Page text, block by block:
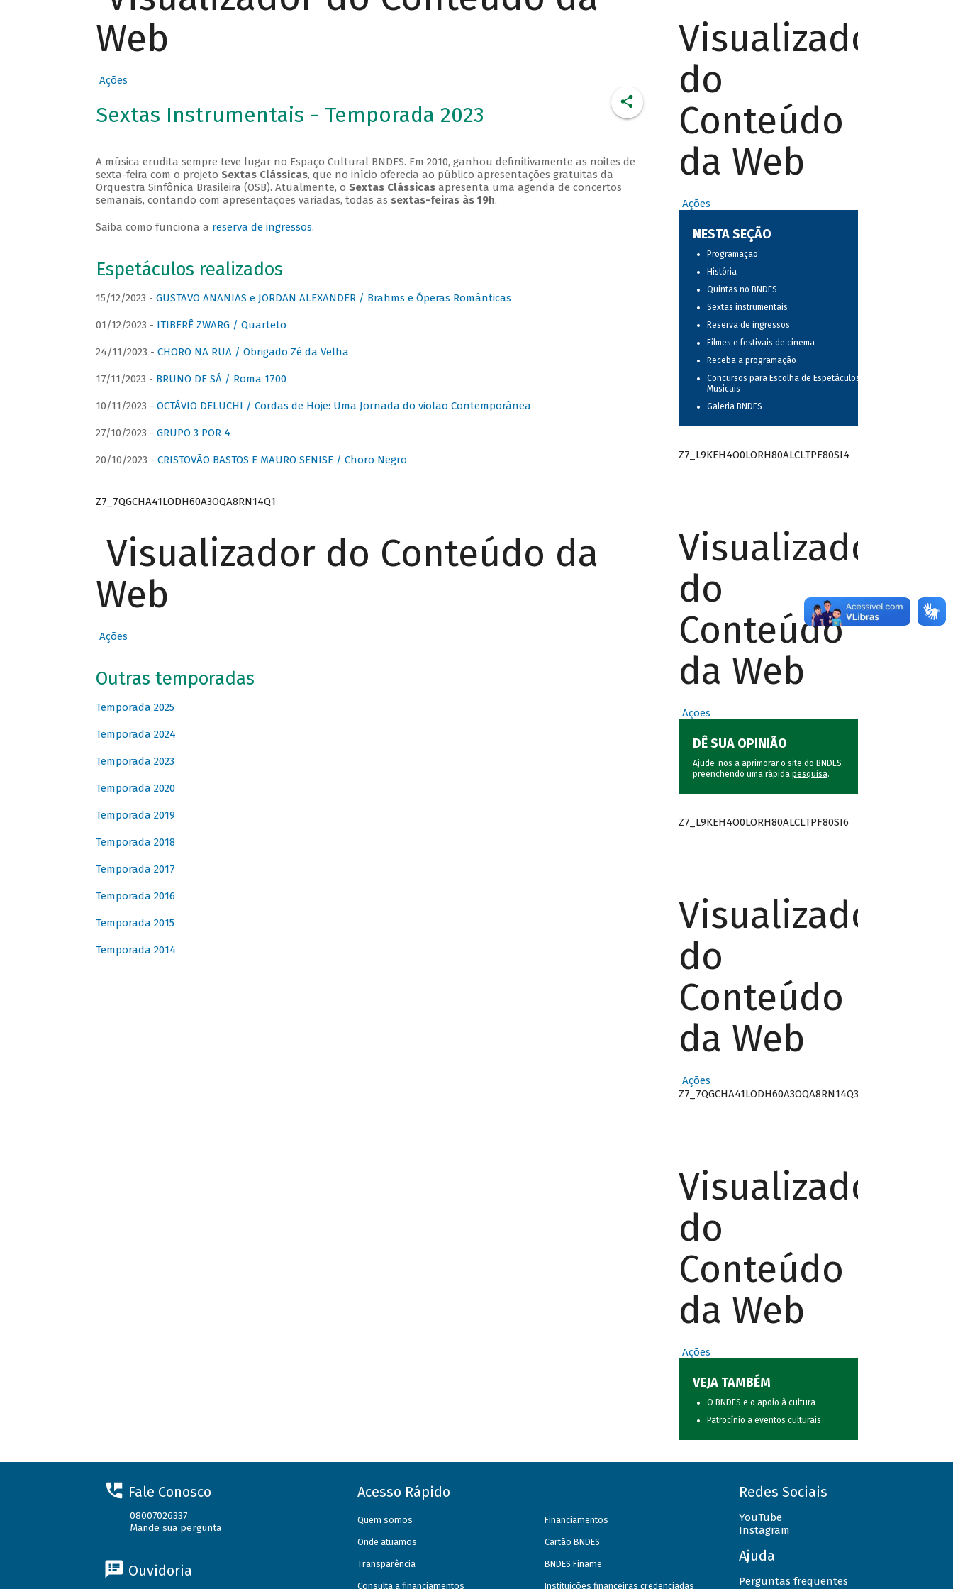
Web
Ações
Sextas Instrumentais - Temporada 2023
A música erudita sempre teve lugar no Espaço Cultural BNDES. Em 2010, ganhou definitivamente as noites de
sexta-feira com o projeto Sextas Clássicas, que no início oferecia ao público apresentações gratuitas da
Orquestra Sinfônica Brasileira (OSB). Atualmente, o Sextas Clássicasapresenta uma agenda de concertos
semanais, contando com apresentações variadas, todas as sextas-feiras às 19h.
Saiba como funciona a reserva de ingressos.
Espetáculos realizados
15/12/2023 - GUSTAVO ANANIAS e JORDAN ALEXANDER / Brahms e Óperas Românticas
01/12/2023 - ITIBERÊ ZWARG / Quarteto
24/11/2023 - CHORO NA RUA / Obrigado Zé da Velha
17/11/2023 - BRUNO DE SÁ / Roma 1700
10/11/2023 - OCTÁVIO DELUCHI / Cordas de Hoje: Uma Jornada do violão Contemporânea
27/10/2023 - GRUPO 3 POR 4
20/10/2023 - CRISTOVÃO BASTOS E MAURO SENISE / Choro Negro
Z7_7QGCHA41LODH60A3OQA8RN14Q1
Visualizador do Conteúdo da
Web
Ações
Outras temporadas
Temporada 2025
Temporada 2024
Temporada 2023
Temporada 2020
Temporada 2019
Temporada 2018
Temporada 2017
Temporada 2016
Temporada 2015
Temporada 2014
Visualizador
do
Conteúdo
da Web
Ações
NESTA SEÇÃO
Programação
História
Quintas no BNDES
Sextas instrumentais
Reserva de ingressos
Filmes e festivais de cinema
Receba a programação
Concursos para Escolha de Espetáculos
Musicais
Galeria BNDES
Z7_L9KEH4O0LORH80ALCLTPF80SI4
Visualizador
do
Conteúdo
da Web
Ações
DÊ SUA OPINIÃO
Ajude-nos a aprimorar o site do BNDES
preenchendo uma rápida pesquisa.
Z7_L9KEH4O0LORH80ALCLTPF80SI6
Visualizador
do
Conteúdo
da Web
Ações
Z7_7QGCHA41LODH60A3OQA8RN14Q3
Visualizador
do
Conteúdo
da Web
Ações
VEJA TAMBÉM
O BNDES e o apoio à cultura
Patrocínio a eventos culturais
Fale Conosco
08007026337
Mande sua pergunta
Ouvidoria
Acesso Rápido
Quem somos
Onde atuamos
Transparência
Consulta a financiamentos
Financiamentos
Cartão BNDES
BNDES Finame
Instituições financeiras credenciadas
Redes Sociais
YouTube
Instagram
Ajuda
Perguntas frequentes